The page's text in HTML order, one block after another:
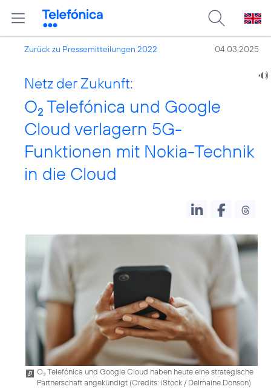
Zurück zu Pressemitteilungen 2022 04.03.2025
Netz der Zukunft:
O2 Telefónica und Google
Cloud verlagern 5G-
Funktionen mit Nokia-Technik
in die Cloud
O2Telefónica und Google Cloud haben heute eine strategische
Partnerschaft angekündigt (Credits: iStock / Delmaine Donson)